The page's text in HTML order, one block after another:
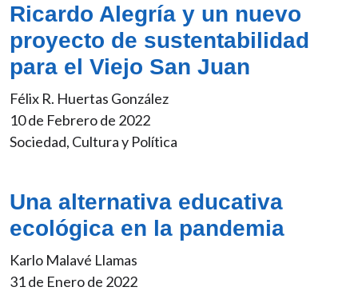
Ricardo Alegría y un nuevo
proyecto de sustentabilidad
para el Viejo San Juan
Félix R. Huertas González
10 de Febrero de 2022
Sociedad, Cultura y Política
Una alternativa educativa
ecológica en la pandemia
Karlo Malavé Llamas
31 de Enero de 2022